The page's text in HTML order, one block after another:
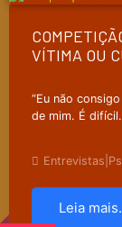
VÍTIMA OU
“Eu não
de mim. É
Entrevistas
Leia